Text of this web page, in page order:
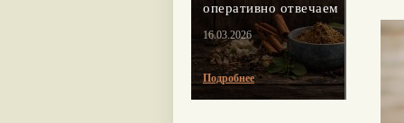
оперативно отвечаем
16.03.2026
Подробнее